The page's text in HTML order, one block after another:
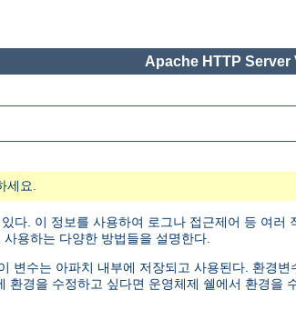
Apache HTTP Server
세요.
다. 이 정보를 사용하여 로그나 접근제어 등 여러
용하는 다양한 방법들을 설명한다.
변수는 아파치 내부에 저장되고 사용된다. 환경
경을 수정하고 싶다면 운영체제 쉘에서 환경을